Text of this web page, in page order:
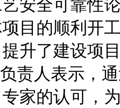
安全可靠性
目的顺利开
升了建设项
人表示，通
家的认可，